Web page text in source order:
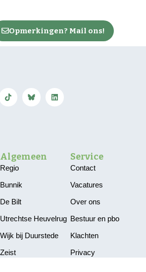
Opmerkingen? Mail ons!
Algemeen
Regio
Bunnik
De Bilt
Utrechtse Heuvelrug
Wijk bij Duurstede
Zeist
Service
Contact
Vacatures
Over ons
Bestuur en pbo
Klachten
Privacy